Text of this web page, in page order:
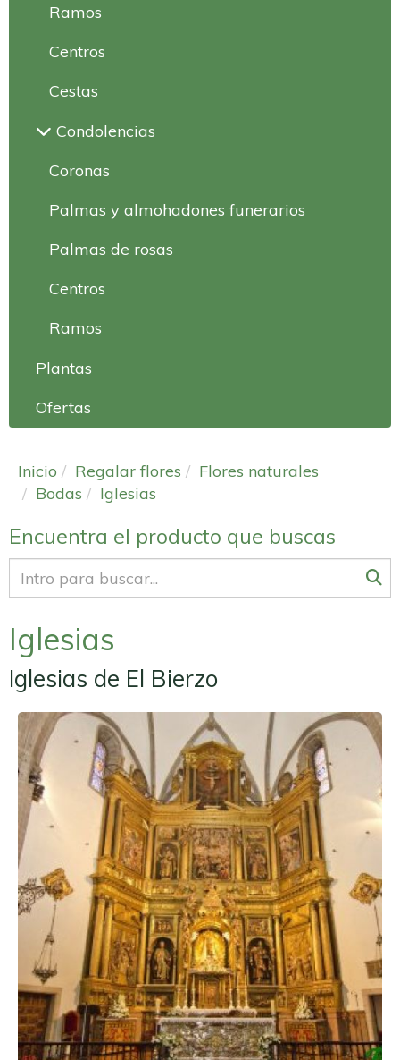
Ramos
Centros
Cestas
Condolencias
Coronas
Palmas y almohadones funerarios
Palmas de rosas
Centros
Ramos
Plantas
Ofertas
Inicio Regalar flores
Flores naturales
Bodas
Iglesias
Encuentra el producto que buscas
Iglesias
Iglesias de El Bierzo